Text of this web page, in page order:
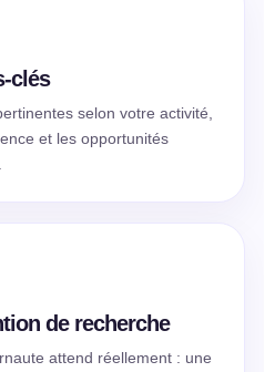
clés
selon votre activité,
et les opportunités
de recherche
attend réellement : une